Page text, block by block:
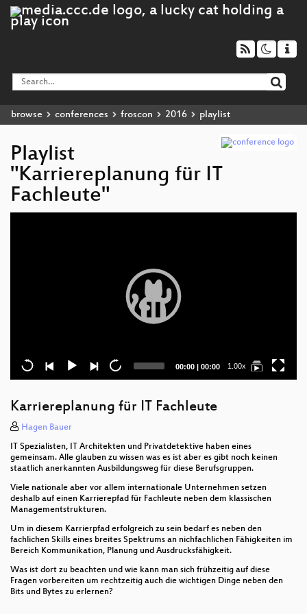
browse conferences froscon 2016 playlist
Playlist
"Karriereplanung für IT
Fachleute"
Current
00:00 | Total
00:00 1.00x
Karriereplanung für IT Fachleute
Hagen Bauer
IT Spezialisten, IT Architekten und Privatdetektive haben eines
gemeinsam. Alle glauben zu wissen was es ist aber es gibt noch keinen
staatlich anerkannten Ausbildungsweg für diese Berufsgruppen.
Viele nationale aber vor allem internationale Unternehmen setzen
deshalb auf einen Karrierepfad für Fachleute neben dem klassischen
Managementstrukturen.
Um in diesem Karrierpfad erfolgreich zu sein bedarf es neben den
fachlichen Skills eines breites Spektrums an nichfachlichen Fähigkeiten im
Bereich Kommunikation, Planung und Ausdrucksfähigkeit.
Was ist dort zu beachten und wie kann man sich frühzeitig auf diese
Fragen vorbereiten um rechtzeitig auch die wichtigen Dinge neben den
Bits und Bytes zu erlernen?